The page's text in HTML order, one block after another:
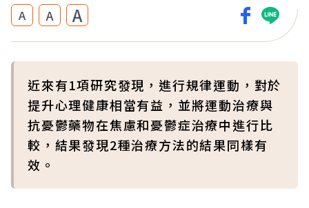
A A A
近來有1項研究發現，進行規律運動，對於
提升心理健康相當有益，並將運動治療與
抗憂鬱藥物在焦慮和憂鬱症治療中進行比
較，結果發現2種治療方法的結果同樣有
效。